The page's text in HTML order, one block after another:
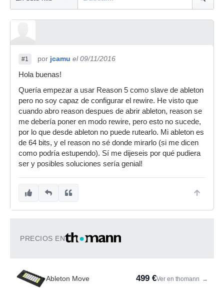
#1 por jcamu el 09/11/2016
Hola buenas!
Quería empezar a usar Reason 5 como slave de ableton
pero no soy capaz de configurar el rewire. He visto que
cuando abro reason despues de abrir ableton, reason se
me debería poner en modo rewire, pero esto no sucede,
por lo que desde ableton no puede rutearlo. Mi ableton es
de 64 bits, y el reason no sé donde mirarlo (si me dicen
como podría estupendo). Sí me dijeseis por qué pudiera
ser y posibles soluciones sería genial!
PRECIOS EN
Ableton Move 499 €Ver en thomann →